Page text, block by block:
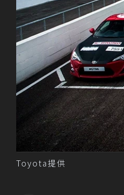
Toyota提供